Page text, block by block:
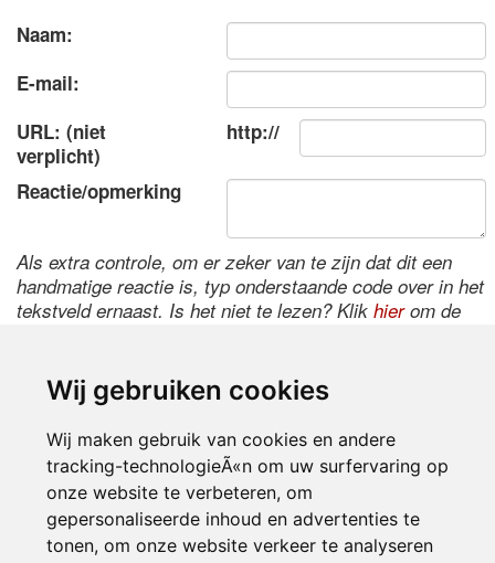
Wij gebruiken cookies
Wij maken gebruik van cookies en andere
tracking-technologieÃ«n om uw surfervaring op
onze website te verbeteren, om
gepersonaliseerde inhoud en advertenties te
tonen, om onze website verkeer te analyseren
Naam:
E-mail:
URL: (niet
verplicht)
http://
Reactie/opmerking
Als extra controle, om er zeker van te zijn dat dit een
handmatige reactie is, typ onderstaande code over in het
tekstveld ernaast. Is het niet te lezen? Klik hierom de